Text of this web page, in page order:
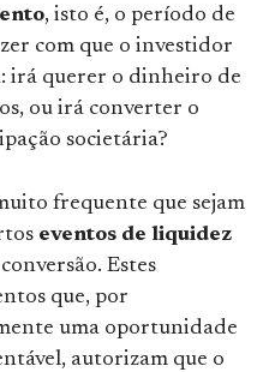
, isto é, o período de
com que o investidor
irá querer o dinheiro de
ou irá converter o
societária?
frequente que sejam
eventos de liquidez
Estes
que, por
uma oportunidade
autorizam que o